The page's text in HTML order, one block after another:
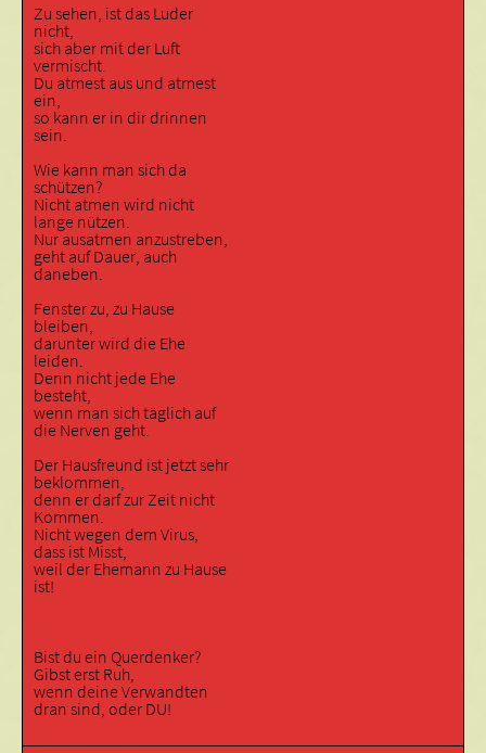
Zu sehen, ist das Luder
nicht,
sich aber mit der Luft
vermischt.
Du atmest aus und atmest
ein,
so kann er in dir drinnen
sein.
Wie kann man sich da
schützen?
Nicht atmen wird nicht
lange nützen.
Nur ausatmen anzustreben,
geht auf Dauer, auch
daneben.
Fenster zu, zu Hause
bleiben,
darunter wird die Ehe
leiden.
Denn nicht jede Ehe
besteht,
wenn man sich täglich auf
die Nerven geht.
Der Hausfreund ist jetzt sehr
beklommen,
denn er darf zur Zeit nicht
Kommen.
Nicht wegen dem Virus,
dass ist Misst,
weil der Ehemann zu Hause
ist!
Bist du ein Querdenker?
Gibst erst Ruh,
wenn deine Verwandten
dran sind, oder DU!